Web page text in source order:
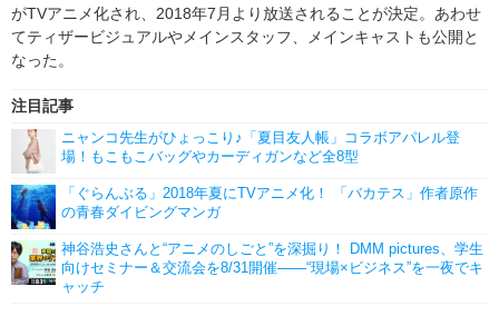
ゲーム 座談会
アニメ！アニメ！TV ABEMA Cafe
がTVアニメ化され、2018年7月より放送されることが決定。あわせ
てティザービジュアルやメインスタッフ、メインキャストも公開と
なった。
注目記事
ニャンコ先生がひょっこり♪「夏目友人帳」コラボアパレル登
場！もこもこバッグやカーディガンなど全8型
「ぐらんぶる」2018年夏にTVアニメ化！ 「バカテス」作者原作
の青春ダイビングマンガ
神谷浩史さんと“アニメのしごと”を深掘り！ DMM pictures、学生
向けセミナー＆交流会を8/31開催――“現場×ビジネス”を一夜でキ
ャッチ